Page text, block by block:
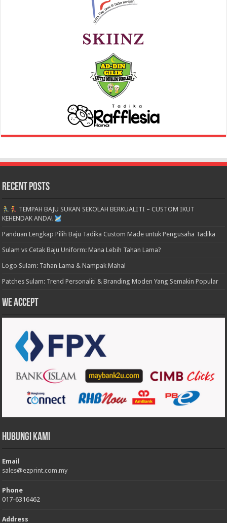
Recent Posts
TEMPAH BAJU SUKAN SEKOLAH BERKUALITI – CUSTOM IKUT
KEHENDAK ANDA!
Panduan Lengkap Pilih Baju Tadika Custom Made untuk Pengusaha Tadika
Sulam vs Cetak Baju Uniform: Mana Lebih Tahan Lama?
Logo Sulam: Tahan Lama & Nampak Mahal
Patches Sulam: Trend Personaliti & Branding Moden Yang Semakin Popular
We accept
Hubungi Kami
Email
sales@ezprint.com.my
Phone
017-6316462
Address